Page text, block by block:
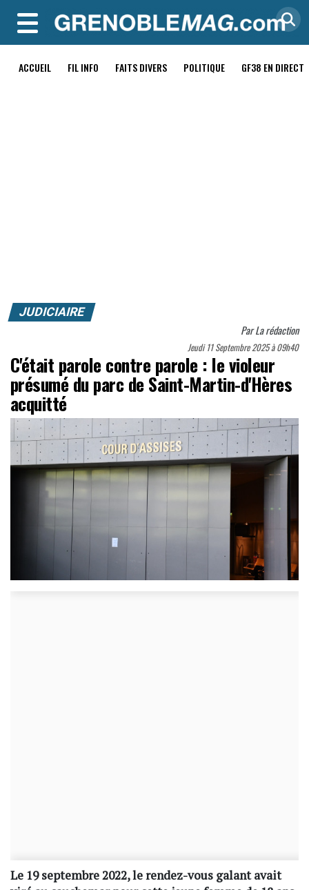
MENU
ACCUEIL FIL INFO FAITS DIVERS POLITIQUE GF38 EN DIRECT
JUDICIAIRE
ParLa rédaction
Jeudi 11 Septembre 2025 à 09h40
C'était parole contre parole : le violeur
présumé du parc de Saint-Martin-d'Hères
acquitté
Le 19 septembre 2022, le rendez-vous galant avait